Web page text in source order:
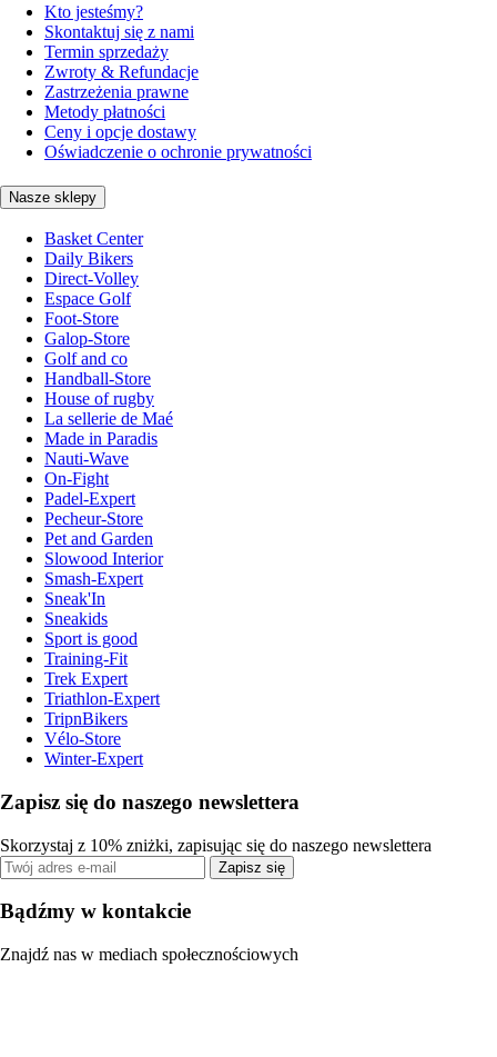
Kto jesteśmy?
Skontaktuj się z nami
Termin sprzedaży
Zwroty & Refundacje
Zastrzeżenia prawne
Metody płatności
Ceny i opcje dostawy
Oświadczenie o ochronie prywatności
Nasze sklepy
Basket Center
Daily Bikers
Direct-Volley
Espace Golf
Foot-Store
Galop-Store
Golf and co
Handball-Store
House of rugby
La sellerie de Maé
Made in Paradis
Nauti-Wave
On-Fight
Padel-Expert
Pecheur-Store
Pet and Garden
Slowood Interior
Smash-Expert
Sneak'In
Sneakids
Sport is good
Training-Fit
Trek Expert
Triathlon-Expert
TripnBikers
Vélo-Store
Winter-Expert
Zapisz się do naszego newslettera
Skorzystaj z 10% zniżki, zapisując się do naszego newslettera
Zapisz się
Bądźmy w kontakcie
Znajdź nas w mediach społecznościowych